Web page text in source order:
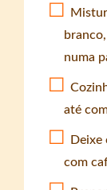
numa
até
Deixe
com